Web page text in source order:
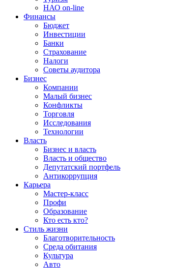
НАО on-line
Финансы
Бюджет
Инвестиции
Банки
Страхование
Налоги
Советы аудитора
Бизнес
Компании
Малый бизнес
Конфликты
Торговля
Исследования
Технологии
Власть
Бизнес и власть
Власть и общество
Депутатский портфель
Антикоррупция
Карьера
Мастер-класс
Профи
Образование
Кто есть кто?
Стиль жизни
Благотворительность
Среда обитания
Культура
Авто